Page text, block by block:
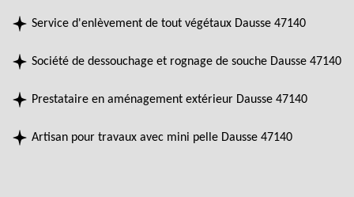
Service d'enlèvement de tout végétaux Dausse 47140
Société de dessouchage et rognage de souche Dausse 47140
Prestataire en aménagement extérieur Dausse 47140
Artisan pour travaux avec mini pelle Dausse 47140